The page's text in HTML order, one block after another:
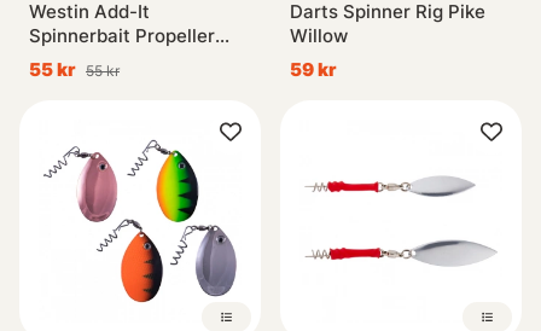
Westin Add-It
Spinnerbait Propeller
Large (2-pack)
55 kr 55 kr
Darts Spinner Rig Pike
Willow
59 kr